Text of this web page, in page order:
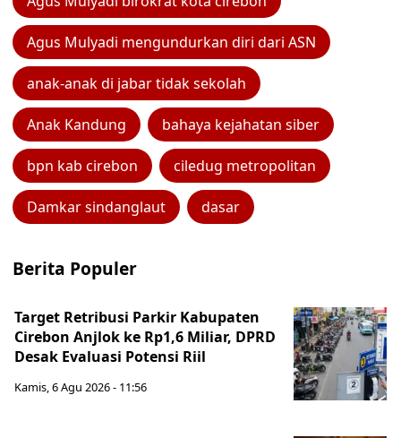
Agus Mulyadi mengundurkan diri dari ASN
anak-anak di jabar tidak sekolah
Anak Kandung bahaya kejahatan siber
bpn kab cirebon ciledug metropolitan
Damkar sindanglaut dasar
Berita Populer
Target Retribusi Parkir Kabupaten
Cirebon Anjlok ke Rp1,6 Miliar, DPRD
Desak Evaluasi Potensi Riil
Kamis, 6 Agu 2026 - 11:56